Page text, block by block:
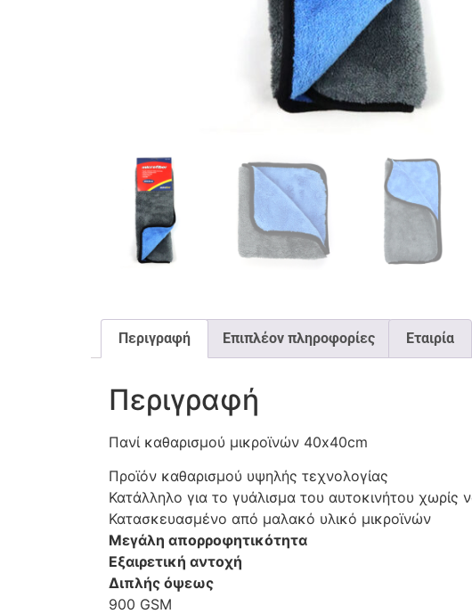
Περιγραφή Επιπλέον πληροφορίες Εταιρία
Περιγραφή
Πανί καθαρισμού μικροϊνών 40x40cm
Προϊόν καθαρισμού υψηλής τεχνολογίας
Κατάλληλο για το γυάλισμα του αυτοκινήτου χωρίς
Κατασκευασμένο από μαλακό υλικό μικροϊνών
Μεγάλη απορροφητικότητα
Εξαιρετική αντοχή
Διπλής όψεως
900 GSM